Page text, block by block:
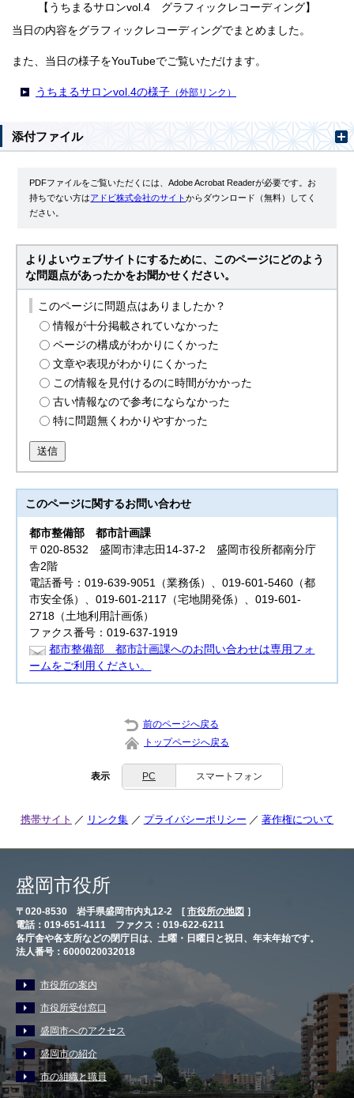
【うちまるサロンvol.4 グラフィックレコーディング】
当日の内容をグラフィックレコーディングでまとめました。
また、当日の様子をYouTubeでご覧いただけます。
うちまるサロンvol.4の様子 （外部リンク）
添付ファイル
PDFファイルをご覧いただくには、Adobe Acrobat Readerが必要です。お
持ちでない方はアドビ株式会社のサイトからダウンロード（無料）してく
ださい。
よりよいウェブサイトにするために、このページにどのよう
な問題点があったかをお聞かせください。
このページに問題点はありましたか？
情報が十分掲載されていなかった
ページの構成がわかりにくかった
文章や表現がわかりにくかった
この情報を見付けるのに時間がかかった
古い情報なので参考にならなかった
特に問題無くわかりやすかった
送信
このページに関するお問い合わせ
都市整備部都市計画課
〒020-8532 盛岡市津志田14-37-2 盛岡市役所都南分庁
舎2階
電話番号：019-639-9051（業務係）、019-601-5460（都
市安全係）、019-601-2117（宅地開発係）、019-601-
2718（土地利用計画係）
ファクス番号：019-637-1919
都市整備部 都市計画課へのお問い合わせは専用フォ
ームをご利用ください。
前のページへ戻る
トップページへ戻る
表示 PC スマートフォン
携帯サイト リンク集 プライバシーポリシー 著作権について
盛岡市役所
〒020-8530 岩手県盛岡市内丸12-2 [ 市役所の地図 ］
電話：019-651-4111 ファクス：019-622-6211
各庁舎や各支所などの閉庁日は、土曜・日曜日と祝日、年末年始です。
法人番号：6000020032018
市役所の案内
市役所受付窓口
盛岡市へのアクセス
盛岡市の紹介
市の組織と職員